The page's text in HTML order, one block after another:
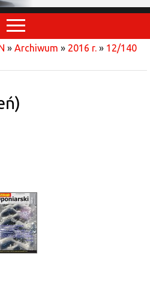
» Archiwum » 2016 r. » 12/140